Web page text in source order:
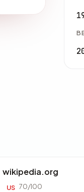
wikipedia.org
US 70/100